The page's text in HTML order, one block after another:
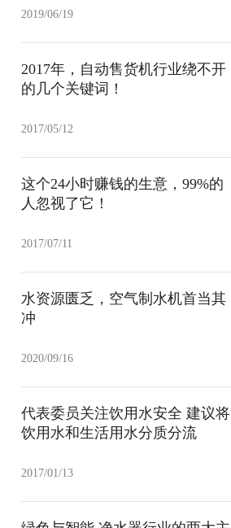
2019/06/19
2017年，自动售货机行业绕不开
的几个关键词！
2017/05/12
这个24小时赚钱的生意，99%的
人忽视了它！
2017/07/11
水资源匮乏，空气制水机首当其
冲
2020/09/16
代表委员关注饮用水安全 建议将
饮用水和生活用水分质分流
2017/01/13